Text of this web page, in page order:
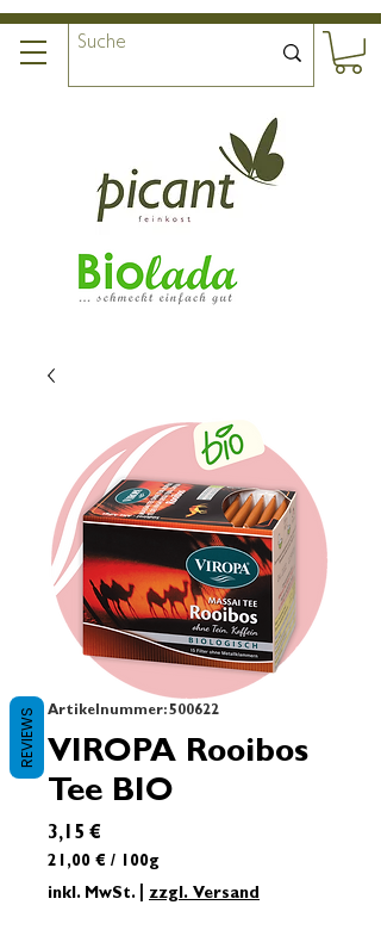
Artikelnummer: 500622
VIROPA Rooibos
Tee BIO
3,15 €
21,00 € / 100g
21,00 €
inkl. MwSt.| zzgl. Versand
REVIEWS